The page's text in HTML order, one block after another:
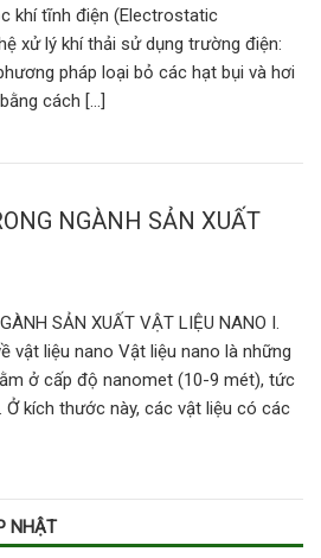
khí tĩnh điện (Electrostatic
xử lý khí thải sử dụng trường điện:
pháp loại bỏ các hạt bụi và hơi
cách […]
NGÀNH SẢN XUẤT
SẢN XUẤT VẬT LIỆU NANO I.
vật liệu nano Vật liệu nano là những
ở cấp độ nanomet (10-9 mét), tức
kích thước này, các vật liệu có các
NHẬT